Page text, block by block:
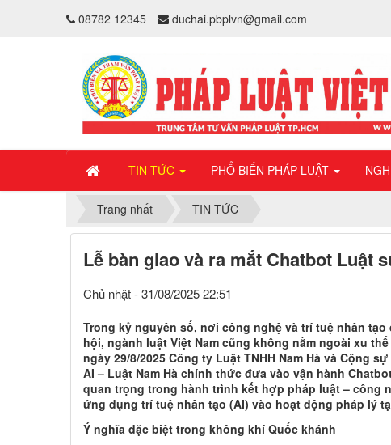
08782 12345 duchai.pbplvn@gmail.com
TIN TỨC PHỔ BIẾN PHÁP LUẬT
Trang nhất TIN TỨC
Lễ bàn giao và ra mắt Chatbot Luật
Chủ nhật - 31/08/2025 22:51
Trong kỷ nguyên số, nơi công nghệ và trí tuệ nhân
hội, ngành luật Việt Nam cũng không nằm ngoài xu
ngày 29/8/2025 Công ty Luật TNHH Nam Hà và Cộng
AI – Luật Nam Hà chính thức đưa vào vận hành
quan trọng trong hành trình kết hợp pháp luật – công
ứng dụng trí tuệ nhân tạo (AI) vào hoạt động pháp lý
Ý nghĩa đặc biệt trong không khí Quốc khánh